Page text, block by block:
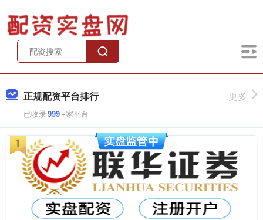
正规配资平台排行
已收录999+家平台
更多